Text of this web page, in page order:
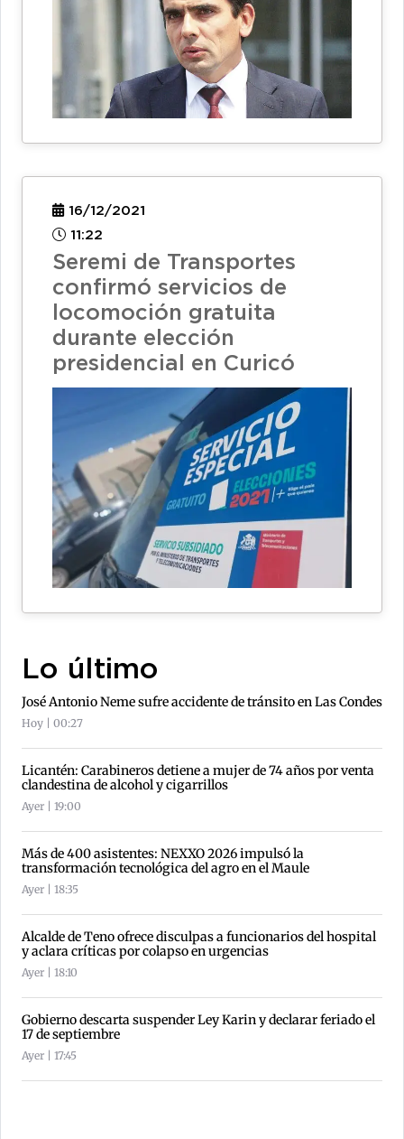
16/12/2021
11:22
Seremi de Transportes
confirmó servicios de
locomoción gratuita
durante elección
presidencial en Curicó
Lo último
José Antonio Neme sufre accidente de tránsito en Las Condes
Hoy | 00:27
Licantén: Carabineros detiene a mujer de 74 años por venta
clandestina de alcohol y cigarrillos
Ayer | 19:00
Más de 400 asistentes: NEXXO 2026 impulsó la
transformación tecnológica del agro en el Maule
Ayer | 18:35
Alcalde de Teno ofrece disculpas a funcionarios del hospital
y aclara críticas por colapso en urgencias
Ayer | 18:10
Gobierno descarta suspender Ley Karin y declarar feriado el
17 de septiembre
Ayer | 17:45